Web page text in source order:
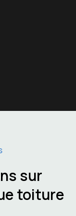
sur
toiture